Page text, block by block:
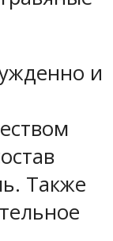
и
Также